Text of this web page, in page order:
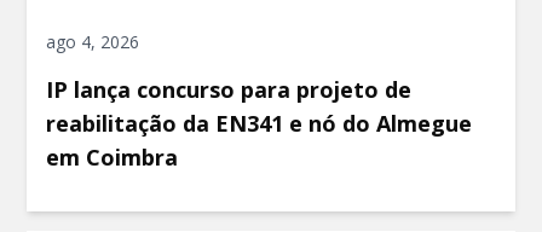
ago 4, 2026
IP lança concurso para projeto de
reabilitação da EN341 e nó do Almegue
em Coimbra